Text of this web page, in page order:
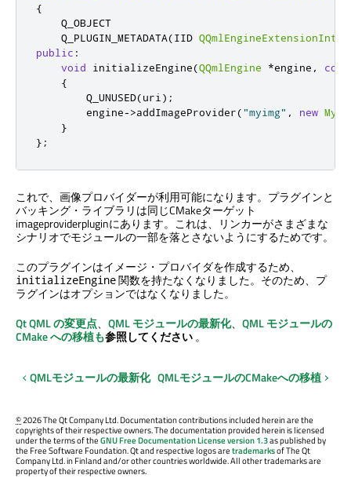
{
    Q_OBJECT
    Q_PLUGIN_METADATA
(IID
public :
void initializeEngine(QQmlEngine *engine ,
{
        Q_UNUSED
(uri );
        engine
->addImageProvider("myimg" , new
}
};
これで、画像プロバイダーが利用可能になります。プラグインと
バッキング・ライブラリは同じCMakeターゲット
imageproviderpluginにあります。これは、リンカーがさまざまな
シナリオでモジュールの一部を落とさないようにするためです。
このプラグインはイメージ・プロバイダを作成するため、
initializeEngine関数を持たなくなりました。そのため、プ
ラグインはオプションではなくなりました。
Qt QML の変更点、 QML モジュールの最新化、 QML モジュールの
CMake への移植も参照してください。
QMLモジュールの最新化 QMLモジュールのCMakeへの移植
©2026 The Qt Company Ltd. Documentation contributions included herein are the
copyrights of their respective owners. The documentation provided herein is licensed
under the terms of theGNU Free Documentation License version 1.3as published by
the Free Software Foundation. Qt and respective logos aretrademarksof The Qt
Company Ltd. in Finland and/or other countries worldwide. All other trademarks are
property of their respective owners.